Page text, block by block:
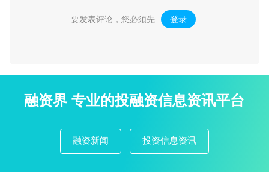
要发表评论，您必须先 登录 。
融资界 专业的投融资信息资讯平台
融资新闻 投资信息资讯